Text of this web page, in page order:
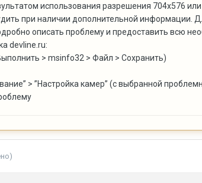
использования разрешения 704x576
при наличии дополнительной информации.
описать проблему и предоставить всю
devline.ru:
> msinfo32 > Файл > Сохранить)
> ”Настройка камер” (с выбранной